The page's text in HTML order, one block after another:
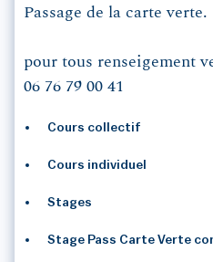
Passage de la carte verte.
pour tous renseigement
06 76 79 00 41
Cours collectif
Cours individuel
Stages
Stage Pass Carte Verte